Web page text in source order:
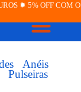
✹ 5% OFF COM O
Anéis
Pulseiras